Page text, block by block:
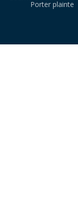
Porter plainte